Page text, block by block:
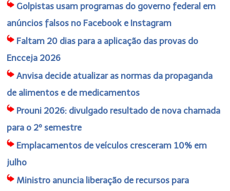
Golpistas usam programas do governo federal em
anúncios falsos no Facebook e Instagram
Faltam 20 dias para a aplicação das provas do
Encceja 2026
Anvisa decide atualizar as normas da propaganda
de alimentos e de medicamentos
Prouni 2026: divulgado resultado de nova chamada
para o 2º semestre
Emplacamentos de veículos cresceram 10% em
julho
Ministro anuncia liberação de recursos para